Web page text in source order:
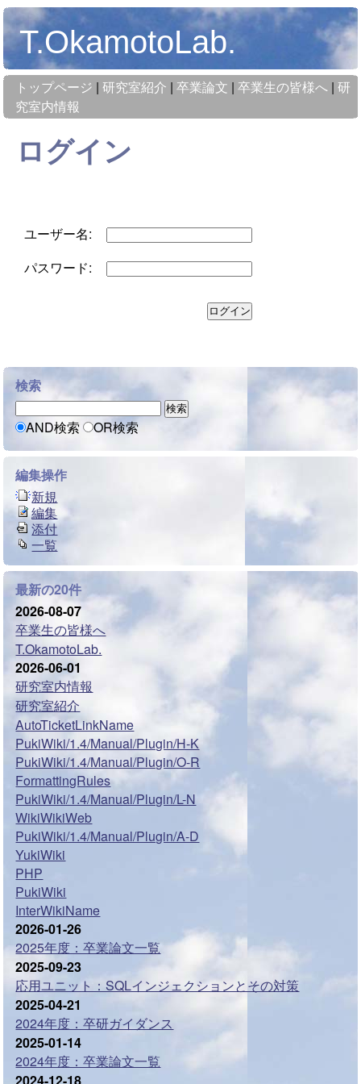
T.OkamotoLab.
トップページ |研究室紹介 |卒業論文 |卒業生の皆様へ |研
究室内情報
ログイン
ユーザー名:
パスワード:
検索
AND検索 OR検索
編集操作
新規
編集
添付
一覧
最新の20件
2026-08-07
卒業生の皆様へ
T.OkamotoLab.
2026-06-01
研究室内情報
研究室紹介
AutoTicketLinkName
PukiWiki/1.4/Manual/Plugin/H-K
PukiWiki/1.4/Manual/Plugin/O-R
FormattingRules
PukiWiki/1.4/Manual/Plugin/L-N
WikiWikiWeb
PukiWiki/1.4/Manual/Plugin/A-D
YukiWiki
PHP
PukiWiki
InterWikiName
2026-01-26
2025年度：卒業論文一覧
2025-09-23
応用ユニット：SQLインジェクションとその対策
2025-04-21
2024年度：卒研ガイダンス
2025-01-14
2024年度：卒業論文一覧